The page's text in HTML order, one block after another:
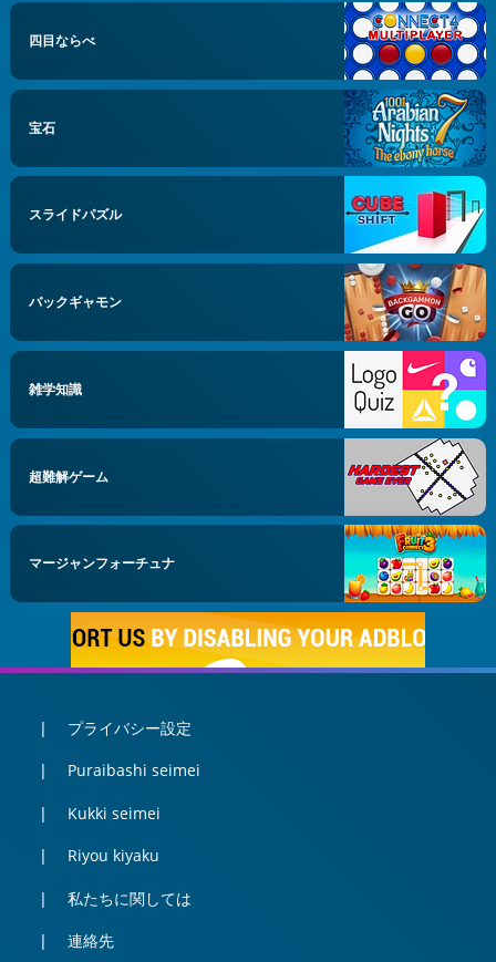
四目ならべ
宝石
スライドパズル
バックギャモン
雑学知識
超難解ゲーム
マージャンフォーチュナ
プライバシー設定
Puraibashi seimei
Kukki seimei
Riyou kiyaku
私たちに関しては
連絡先